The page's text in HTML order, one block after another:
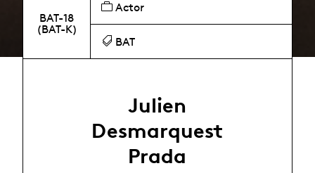
BAT-18
(BAT-K)
Actor
BAT
Julien
Desmarquest
Prada